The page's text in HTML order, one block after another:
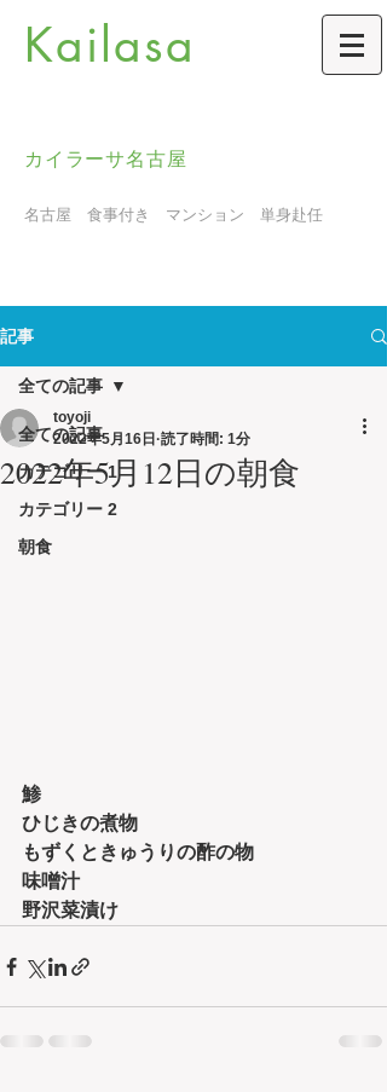
Kailasa
カイラーサ名古屋
名古屋 食事付き マンション 単身赴任
記事
全ての記事
カテゴリー 1
カテゴリー 2
朝食
全ての記事
2022年5月12日の朝食
toyoji
2022年5月16日 読了時間: 1分
鯵
ひじきの煮物
もずくときゅうりの酢の物
味噌汁
野沢菜漬け